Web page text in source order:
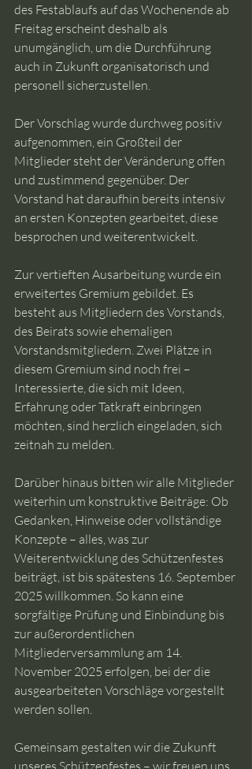
des Festablaufs auf das Wochenende ab
Freitag erscheint deshalb als
unumgänglich, um die Durchführung
auch in Zukunft organisatorisch und
personell sicherzustellen.
Der Vorschlag wurde durchweg positiv
aufgenommen, ein Großteil der
Mitglieder steht der Veränderung offen
und zustimmend gegenüber. Der
Vorstand hat daraufhin bereits intensiv
an ersten Konzepten gearbeitet, diese
besprochen und weiterentwickelt.
Zur vertieften Ausarbeitung wurde ein
erweitertes Gremium gebildet. Es
besteht aus Mitgliedern des Vorstands,
des Beirats sowie ehemaligen
Vorstandsmitgliedern. Zwei Plätze in
diesem Gremium sind noch frei –
Interessierte, die sich mit Ideen,
Erfahrung oder Tatkraft einbringen
möchten, sind herzlich eingeladen, sich
zeitnah zu melden.
Darüber hinaus bitten wir alle Mitglieder
weiterhin um konstruktive Beiträge: Ob
Gedanken, Hinweise oder vollständige
Konzepte – alles, was zur
Weiterentwicklung des Schützenfestes
beiträgt, ist bis spätestens 16. September
2025 willkommen. So kann eine
sorgfältige Prüfung und Einbindung bis
zur außerordentlichen
Mitgliederversammlung am 14.
November 2025 erfolgen, bei der die
ausgearbeiteten Vorschläge vorgestellt
werden sollen.
Gemeinsam gestalten wir die Zukunft